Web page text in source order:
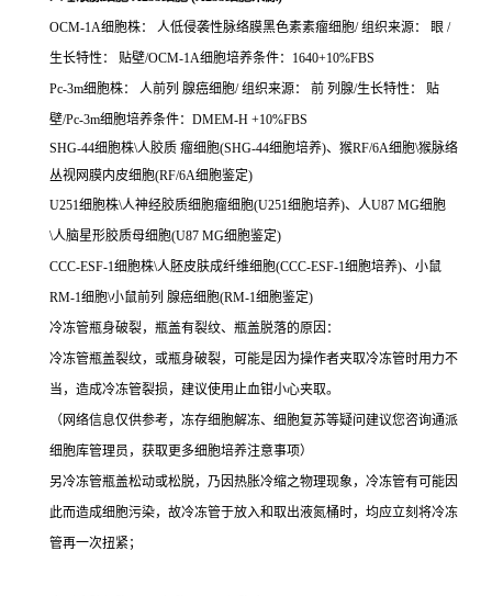
OCM-1A细胞株： 人低侵袭性脉络膜黑色素素瘤细胞/ 组织来源： 眼 /
生长特性： 贴壁/OCM-1A细胞培养条件：1640+10%FBS
Pc-3m细胞株： 人前列 腺癌细胞/ 组织来源： 前 列腺/生长特性： 贴
壁/Pc-3m细胞培养条件：DMEM-H +10%FBS
SHG-44细胞株\人胶质 瘤细胞(SHG-44细胞培养)、猴RF/6A细胞\猴脉络
丛视网膜内皮细胞(RF/6A细胞鉴定)
U251细胞株\人神经胶质细胞瘤细胞(U251细胞培养)、人U87 MG细胞
\人脑星形胶质母细胞(U87 MG细胞鉴定)
CCC-ESF-1细胞株\人胚皮肤成纤维细胞(CCC-ESF-1细胞培养)、小鼠
RM-1细胞\小鼠前列 腺癌细胞(RM-1细胞鉴定)
冷冻管瓶身破裂，瓶盖有裂纹、瓶盖脱落的原因：
冷冻管瓶盖裂纹，或瓶身破裂，可能是因为操作者夹取冷冻管时用力不
当，造成冷冻管裂损，建议使用止血钳小心夹取。
（网络信息仅供参考，冻存细胞解冻、细胞复苏等疑问建议您咨询通派
细胞库管理员，获取更多细胞培养注意事项）
另冷冻管瓶盖松动或松脱，乃因热胀冷缩之物理现象，冷冻管有可能因
此而造成细胞污染，故冷冻管于放入和取出液氮桶时，均应立刻将冷冻
管再一次扭紧；